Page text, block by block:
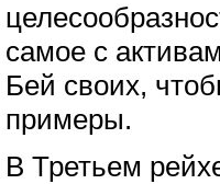
самое с
Бей своих,
примеры.
В Третьем